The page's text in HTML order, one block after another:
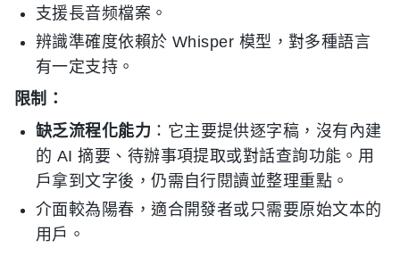
支援長音频檔案。
辨識準確度依賴於 Whisper 模型，對多種語言
有一定支持。
限制：
缺乏流程化能力 ：它主要提供逐字稿，沒有內建
的 AI 摘要、待辦事項提取或對話查詢功能。用
戶拿到文字後，仍需自行閱讀並整理重點。
介面較為陽春，適合開發者或只需要原始文本的
用戶。